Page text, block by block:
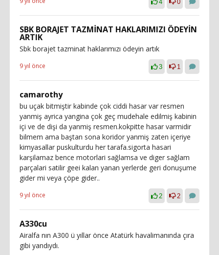
4 0
SBK BORAJET TAZMİNAT HAKLARIMIZI ÖDEYİN
ARTIK
Sbk borajet tazminat haklarımızı ödeyin artık
9 yıl önce 3 1
camarothy
bu uçak bitmiştir kabinde çok ciddi hasar var resmen
yanmiş ayrica yangina çok geç mudehale edilmiş kabinin
içi ve de dişi da yanmiş resmen.kokpitte hasar varmidir
bilmem ama baştan sona koridor yanmiş zaten içeriye
kimyasallar puskulturdu her tarafa.sigorta hasari
karşilamaz bence motorlari sağlamsa ve diger sağlam
parçalari satilir geei kalan yanan yerlerde geri donuşume
gider mi veya çöpe gider..
9 yıl önce 2 2
A330cu
Airalfa nın A300 ü yıllar önce Atatürk havalimanında çıra
gibi yandıydı.